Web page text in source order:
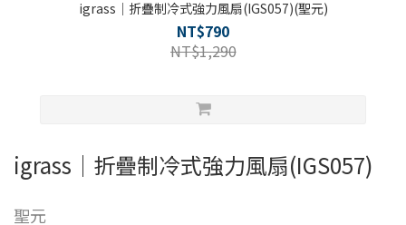
igrass｜折疊制冷式強力風扇(IGS057)(聖元)
NT$790
NT$1,290
igrass｜折疊制冷式強力風扇(IGS057)
聖元